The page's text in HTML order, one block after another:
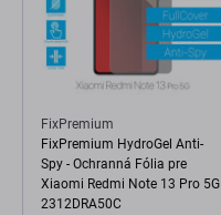
FixPremium
FixPremium HydroGel Anti-
Spy - Ochranná Fólia pre
Xiaomi Redmi Note 13 Pro 5G
2312DRA50C